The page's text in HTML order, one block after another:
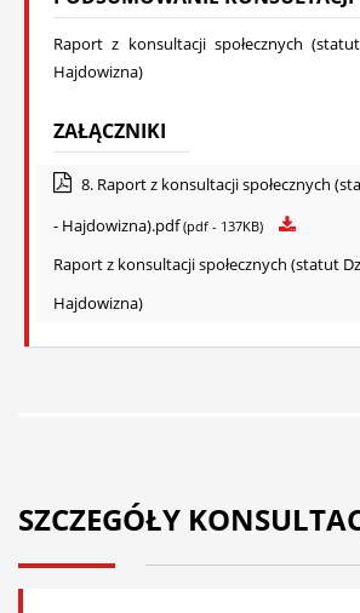
Raport z konsultacji społecznych
Hajdowizna)
ZAŁĄCZNIKI
8. Raport z konsultacji społecznych
- Hajdowizna).pdf(pdf - 137KB)
Raport z konsultacji społecznych (statut
Hajdowizna)
SZCZEGÓŁY